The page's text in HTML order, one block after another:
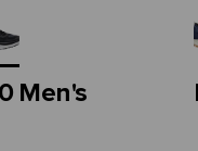
Men's